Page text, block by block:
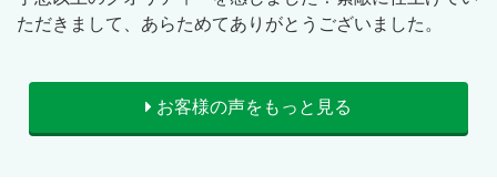
ただきまして、あらためてありがとうございました。
お客様の声をもっと見る